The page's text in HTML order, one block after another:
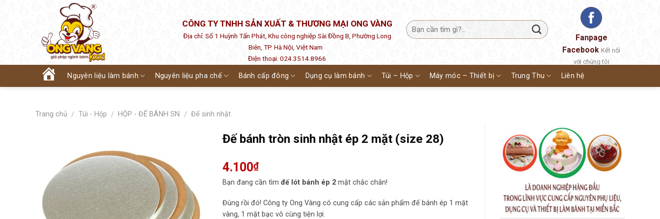
CÔNG TY TNHH SẢN XUẤT & THƯƠNG MẠI ONG VÀNG
Địa chỉ: Số 1 Huỳnh Tấn Phát, Khu công nghiệp Sài Đồng B, Phường Long
Biên, TP. Hà Nội, Việt Nam
Điện thoại: 024.3514.8966
Fanpage
Facebook Kết nối
với chúng tôi
Trang
Nguyên liệu làm bánh Nguyên liệu pha chế Bánh cấp đông Dụng cụ làm bánh Túi – Hộp Máy móc – Thiết bị Trung Thu Liên hệ
Trang chủ / Túi - Hộp / HỘP - ĐẾ BÁNH SN / Đế sinh nhật
Đế bánh tròn sinh nhật ép 2 mặt (size 28)
4.100₫
Bạn đang cần tìmđế lót bánh ép 2 mặt chắc chắn!
Đúng rồi đó! Công ty Ong Vàng có cung cấp các sản phẩm đế bánh ép 1 mặt
vàng, 1 mặt bạc vô cùng tiện lợi.